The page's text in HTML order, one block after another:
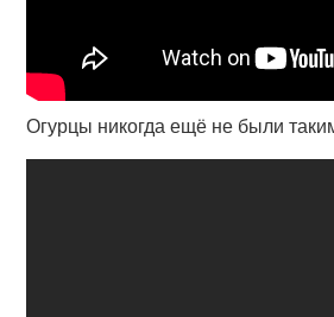
Огурцы никогда ещё не были